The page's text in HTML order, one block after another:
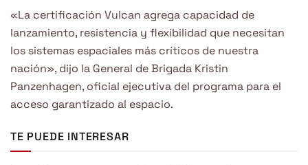
«La certificación Vulcan agrega capacidad de
lanzamiento, resistencia y flexibilidad que necesitan
los sistemas espaciales más críticos de nuestra
nación», dijo la General de Brigada Kristin
Panzenhagen, oficial ejecutiva del programa para el
acceso garantizado al espacio.
TE PUEDE INTERESAR